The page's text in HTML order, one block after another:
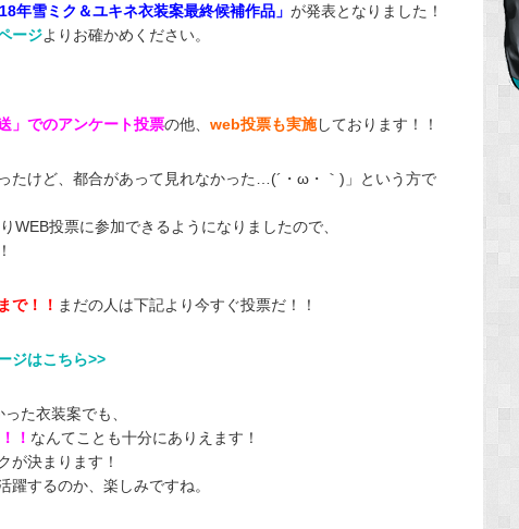
年雪ミク＆ユキネ衣装案最終候補作品」 が発表となりました！
ージよりお確かめください。
」でのアンケート投票の他、 web投票も実施しております！！
たけど、都合があって見れなかった…(´・ω・｀)」という方で
WEB投票に参加できるようになりましたので、
で！！ まだの人は下記より今すぐ投票だ！！
ジはこちら>>
た衣装案でも、
！ なんてことも十分にありえます！
が決まります！
躍するのか、楽しみですね。